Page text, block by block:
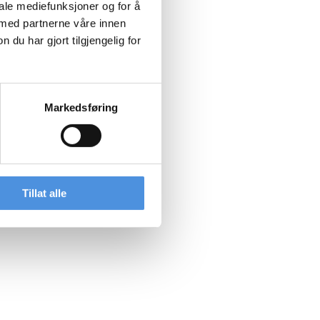
mediefunksjoner og for å
partnerne våre innen
du har gjort tilgjengelig for
Markedsføring
Tillat alle